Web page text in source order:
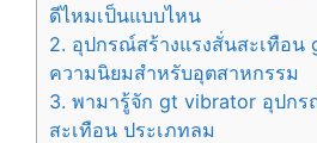
ดีไหมเป็นแบบไหน
2. อุปกรณ์สร้างแรงสั่นสะเทือน
ความนิยมสำหรับอุตสาหกรรม
3. พามารู้จัก gt vibrator อุปกร
สะเทือน ประเภทลม